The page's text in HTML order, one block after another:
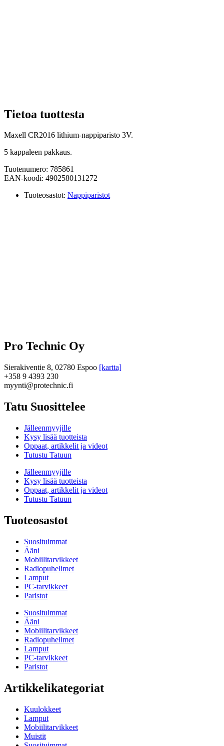
Tietoa tuottesta
Maxell CR2016 lithium-nappiparisto 3V.
5 kappaleen pakkaus.
Tuotenumero: 785861
EAN-koodi: 4902580131272
Tuoteosastot: Nappiparistot
Pro Technic Oy
Sierakiventie 8, 02780 Espoo [kartta]
+358 9 4393 230
myynti@protechnic.fi
Tatu Suosittelee
Jälleenmyyjille
Kysy lisää tuotteista
Oppaat, artikkelit ja videot
Tutustu Tatuun
Jälleenmyyjille
Kysy lisää tuotteista
Oppaat, artikkelit ja videot
Tutustu Tatuun
Tuoteosastot
Suosituimmat
Ääni
Mobiilitarvikkeet
Radiopuhelimet
Lamput
PC-tarvikkeet
Paristot
Suosituimmat
Ääni
Mobiilitarvikkeet
Radiopuhelimet
Lamput
PC-tarvikkeet
Paristot
Artikkelikategoriat
Kuulokkeet
Lamput
Mobiilitarvikkeet
Muistit